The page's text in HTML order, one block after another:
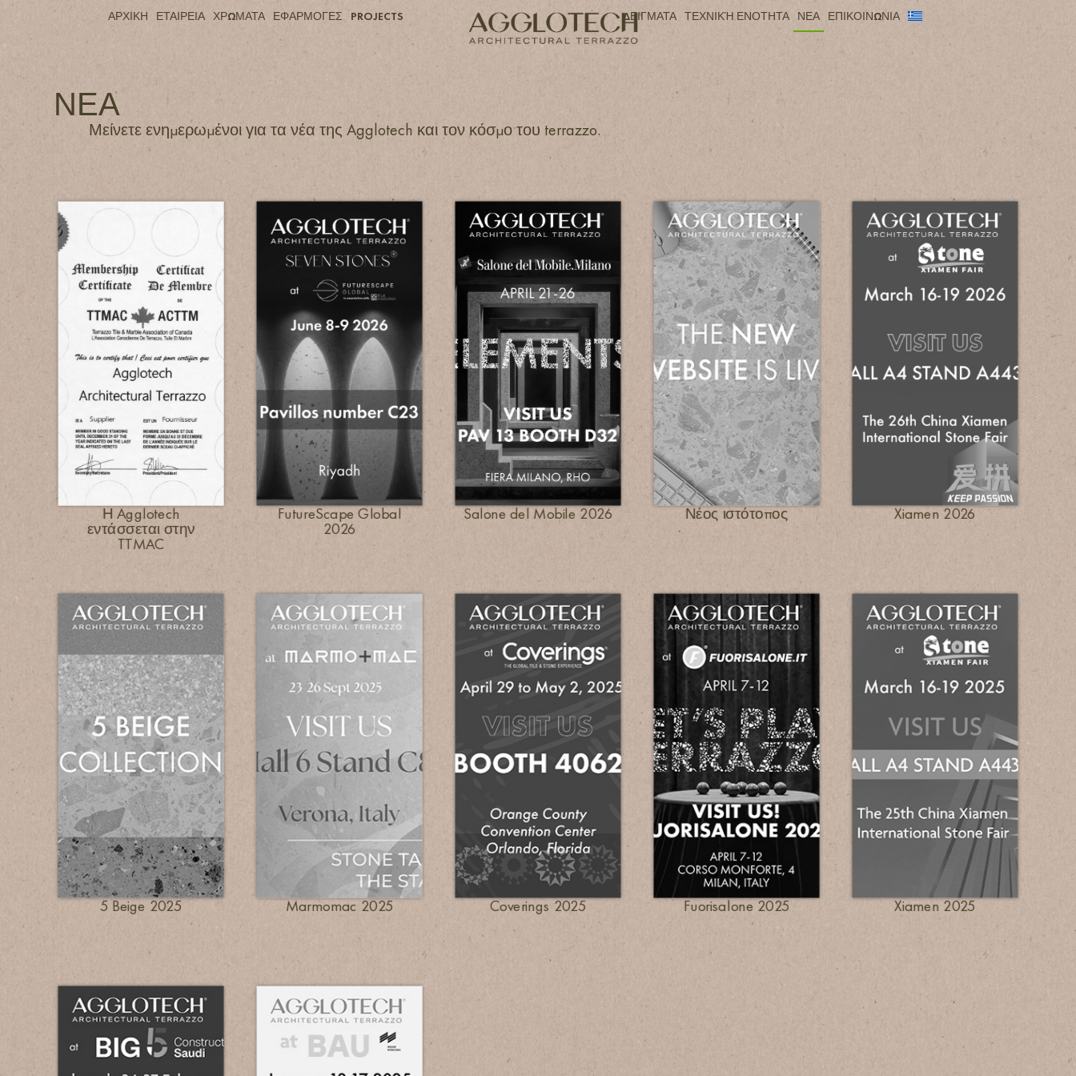
ΑΡΧΙΚΗ ΕΤΑΙΡΕΙΑ ΧΡΩΜΑΤΑ ΕΦΑΡΜΟΓΕΣ PROJECTS ΔΕΙΓΜΑΤΑ ΤΕΧΝΙΚΉ ΕΝΟΤΗΤΑ ΝΕΑ ΕΠΙΚΟΙΝΩΝΙΑ
ΝΕΑ
Μείνετε ενημερωμένοι για τα νέα της Agglotech και τον κόσμο του terrazzo.
Η Agglotech
εντάσσεται στην
TTMAC
FutureScape Global
2026
Salone del Mobile 2026 Νέος ιστότοπος Xiamen 2026
5 Beige 2025 Marmomac 2025 Coverings 2025 Fuorisalone 2025 Xiamen 2025